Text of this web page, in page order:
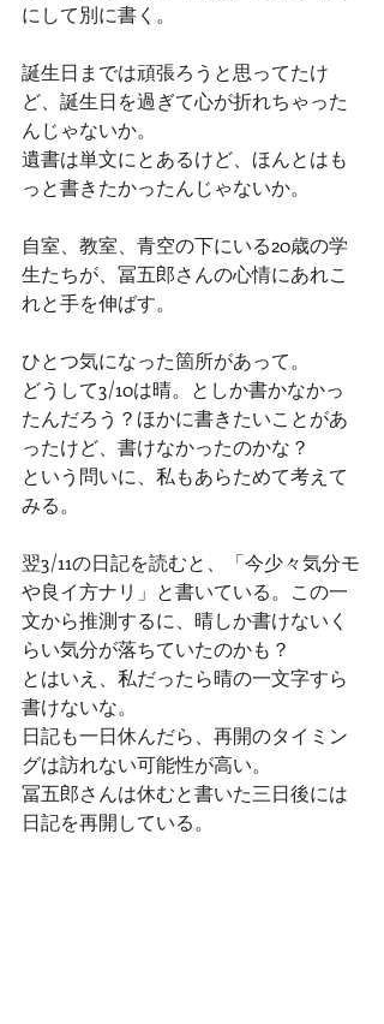
にして別に書く。
誕生日までは頑張ろうと思ってたけ
ど、誕生日を過ぎて心が折れちゃった
んじゃないか。
遺書は単文にとあるけど、ほんとはも
っと書きたかったんじゃないか。
自室、教室、青空の下にいる20歳の学
生たちが、冨五郎さんの心情にあれこ
れと手を伸ばす。
ひとつ気になった箇所があって。
どうして3/10は晴。としか書かなかっ
たんだろう？ほかに書きたいことがあ
ったけど、書けなかったのかな？
という問いに、私もあらためて考えて
みる。
翌3/11の日記を読むと、「今少々気分モ
や良イ方ナリ」と書いている。この一
文から推測するに、晴しか書けないく
らい気分が落ちていたのかも？
とはいえ、私だったら晴の一文字すら
書けないな。
日記も一日休んだら、再開のタイミン
グは訪れない可能性が高い。
冨五郎さんは休むと書いた三日後には
日記を再開している。